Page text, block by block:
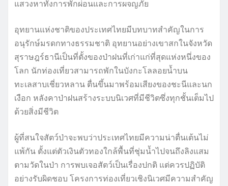
แสวงหาทั้งการพักผ่อนและการผจญภัย
อุทยานแห่งชาติของประเทศไทยมีบทบาทสำคัญในการ
อนุรักษ์มรดกทางธรรมชาติ อุทยานอย่างเขาสกในจังหวัด
สุราษฎร์ธานีเป็นที่ตั้งของป่าฝนที่เก่าแก่ที่สุดแห่งหนึ่งของ
โลก นักท่องเที่ยวสามารถพักในบังกะโลลอยน้ำบน
ทะเลสาบเชี่ยวหลาน ตื่นขึ้นมาพร้อมเสียงของชะนีและนก
เงือก หลังคาป่าฝนสร้างระบบนิเวศที่มีชีวิตซึ่งทุกชั้นเต็มไป
ด้วยสิ่งมีชีวิต
ผู้ที่สนใจสัตว์ป่าจะพบว่าประเทศไทยมีความน่าตื่นเต้นไม่
แพ้กัน ตั้งแต่ตัวเงินตัวทองใกล้พื้นที่ชุ่มน้ำไปจนถึงลิงแสม
ตามวัดในป่า การพบเจอสัตว์เป็นเรื่องปกติ แต่ควรปฏิบัติ
อย่างรับผิดชอบ โครงการท่องเที่ยวเชิงนิเวศมีความสำคัญ